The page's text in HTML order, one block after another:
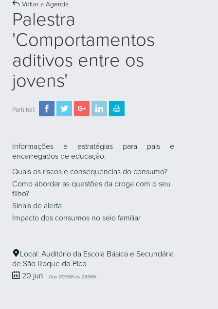
Voltar a Agenda
Palestra
'Comportamentos
aditivos entre os
jovens'
Partilha!:
Informações e estratégias para pais e
encarregados de educação.
Quais os riscos e consequencias do consumo?
Como abordar as questões da droga com o seu
filho?
Sinais de alerta
Impacto dos consumos no seio familiar
Local: Auditório da Escola Básica e Secundária
de São Roque do Pico
20 jun | Das 00:00h às 23:59h